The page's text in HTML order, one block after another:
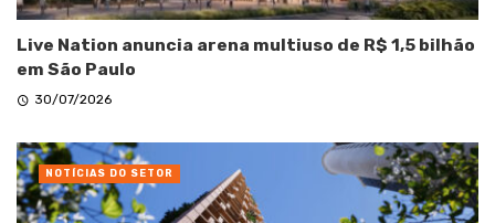
Live Nation anuncia arena multiuso de R$ 1,5 bilhão
em São Paulo
30/07/2026
NOTÍCIAS DO SETOR